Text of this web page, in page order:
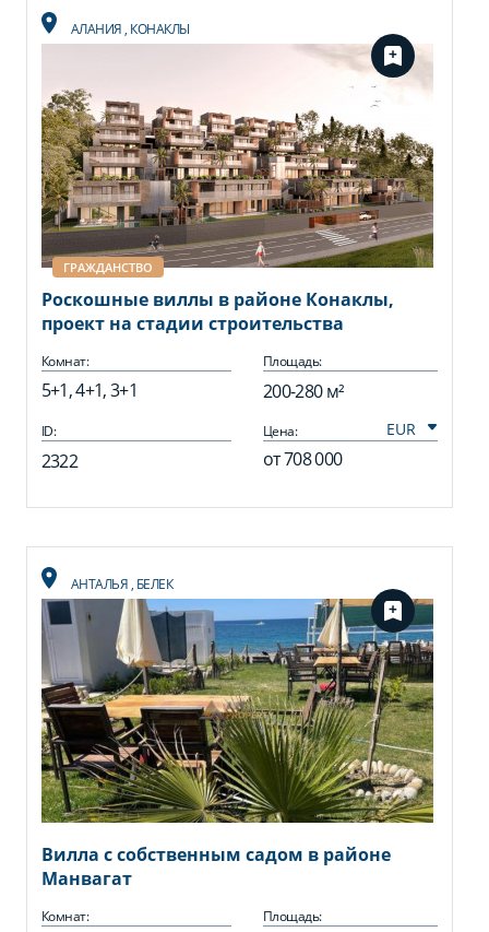
АЛАНИЯ, КОНАКЛЫ
ГРАЖДАНСТВО
Роскошные виллы в районе Конаклы,
проект на стадии строительства
Комнат:
5+1, 4+1, 3+1
Площадь:
200-280 м²
ID:
2322
Цена:
от708 000
АНТАЛЬЯ, БЕЛЕК
Вилла с собственным садом в районе
Манвагат
Комнат: Площадь: